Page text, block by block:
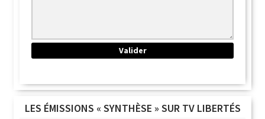
LES ÉMISSIONS « SYNTHÈSE » SUR TV LIBERTÉS